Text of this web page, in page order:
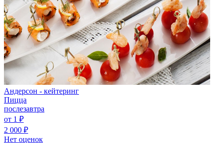
Андерсон - кейтеринг
Пицца
послезавтра
от 1 ₽
2 000 ₽
Нет оценок